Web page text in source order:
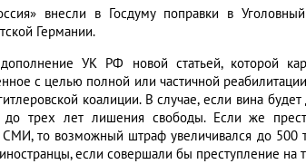
внесли в Госдуму поправки в
Германии.
УК РФ новой статьей, которой
с целью полной или частичной
коалиции. В случае, если вина
трех лет лишения свободы. Если же
то возможный штраф увеличивался до 500
если совершали бы преступление на